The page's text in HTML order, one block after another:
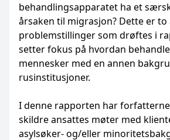
behandlingsapparatet ha et
årsaken til migrasjon? Dette er to
problemstillinger som drøftes i
setter fokus på hvordan
mennesker med en annen
rusinstitusjoner.
I denne rapporten har
skildre ansattes møter med
asylsøker- og/eller